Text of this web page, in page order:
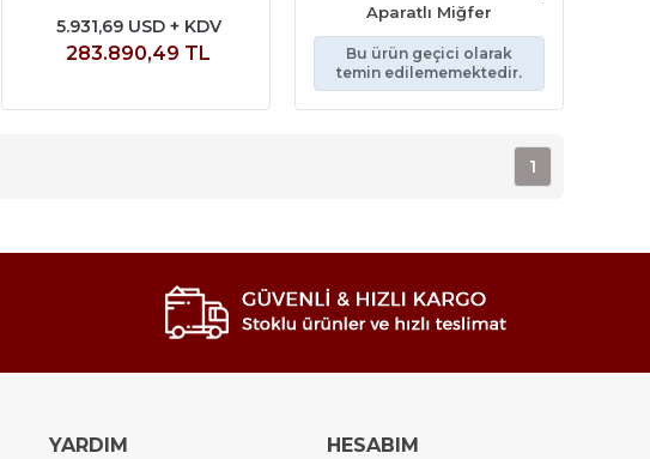
5.931,69 USD + KDV
283.890,49 TL
Aparatlı Miğfer
Bu ürün geçici olarak
temin edilememektedir.
1
YARDIM HESABIM